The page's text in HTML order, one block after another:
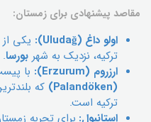
مقاصد پیشنهادی برای زمستان:
اولو داغ (Uludağ):
یکی
ترکیه، نزدیک به شهر بورسا.
ارزروم (Erzurum):
با
(Palandöken)
که
ترکیه است.
استانبول: برای تجربه